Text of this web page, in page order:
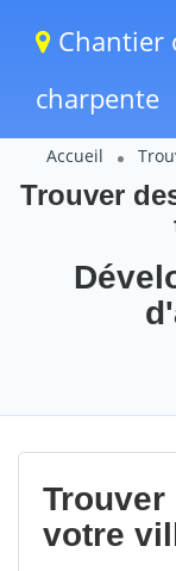
Chantier
charpente
Accueil
Trouver
votre